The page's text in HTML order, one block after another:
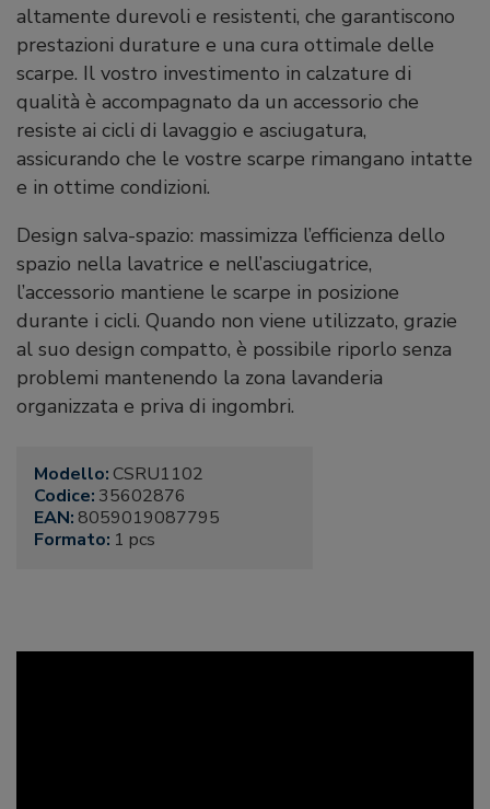
altamente durevoli e resistenti, che garantiscono
prestazioni durature e una cura ottimale delle
scarpe. Il vostro investimento in calzature di
qualità è accompagnato da un accessorio che
resiste ai cicli di lavaggio e asciugatura,
assicurando che le vostre scarpe rimangano intatte
e in ottime condizioni.
Design salva-spazio: massimizza l’efficienza dello
spazio nella lavatrice e nell’asciugatrice,
l’accessorio mantiene le scarpe in posizione
durante i cicli. Quando non viene utilizzato, grazie
al suo design compatto, è possibile riporlo senza
problemi mantenendo la zona lavanderia
organizzata e priva di ingombri.
Modello: CSRU1102
Codice: 35602876
EAN: 8059019087795
Formato: 1 pcs